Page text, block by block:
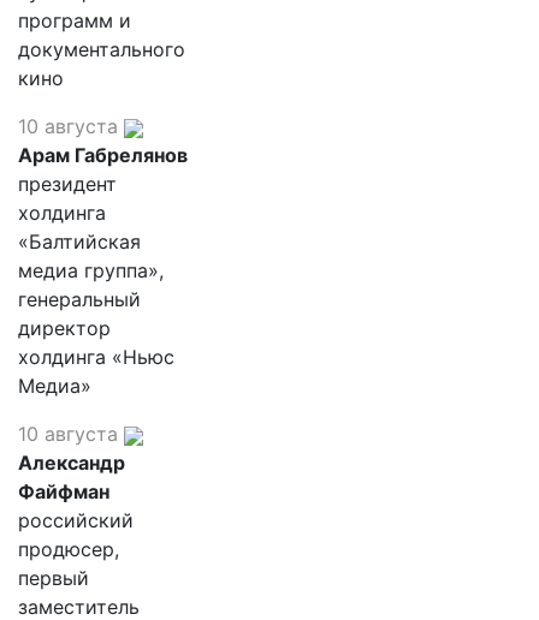
программ и
документального
кино
10 августа
Арам Габрелянов
президент
холдинга
«Балтийская
медиа группа»,
генеральный
директор
холдинга «Ньюс
Медиа»
10 августа
Александр
Файфман
российский
продюсер,
первый
заместитель